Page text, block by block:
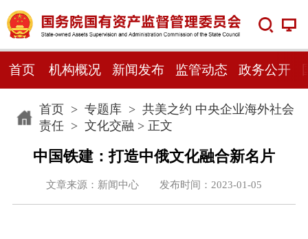
首页 机构概况 新闻发布 监管动态 政务公开
首页> 专题库> 共美之约 中央企业海外社会
责任> 文化交融 > 正文
中国铁建：打造中俄文化融合新名片
文章来源：新闻中心 发布时间：2023-01-05